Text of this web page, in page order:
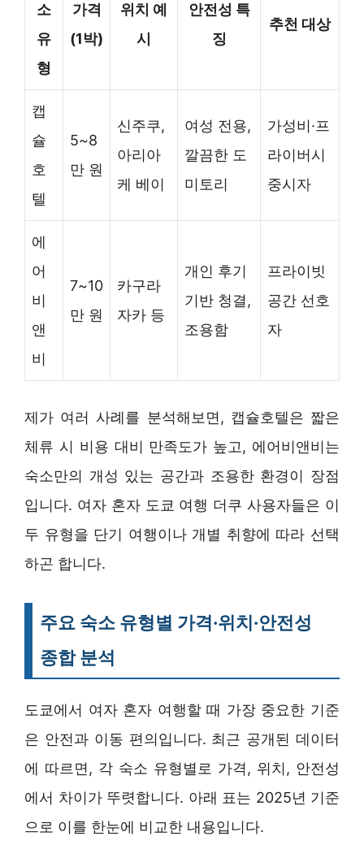
소
유
형
가격
(1박)
위치 예
시
안전성 특
징
추천 대상
캡
슐
호
텔
5~8
만 원
신주쿠,
아리아
케 베이
여성 전용,
깔끔한 도
미토리
가성비·프
라이버시
중시자
에
어
비
앤
비
7~10
만 원
카구라
자카 등
개인 후기
기반 청결,
조용함
프라이빗
공간 선호
자
제가 여러 사례를 분석해보면, 캡슐호텔은 짧은
체류 시 비용 대비 만족도가 높고, 에어비앤비는
숙소만의 개성 있는 공간과 조용한 환경이 장점
입니다. 여자 혼자 도쿄 여행 더쿠 사용자들은 이
두 유형을 단기 여행이나 개별 취향에 따라 선택
하곤 합니다.
주요 숙소 유형별 가격·위치·안전성
종합 분석
도쿄에서 여자 혼자 여행할 때 가장 중요한 기준
은 안전과 이동 편의입니다. 최근 공개된 데이터
에 따르면, 각 숙소 유형별로 가격, 위치, 안전성
에서 차이가 뚜렷합니다. 아래 표는 2025년 기준
으로 이를 한눈에 비교한 내용입니다.